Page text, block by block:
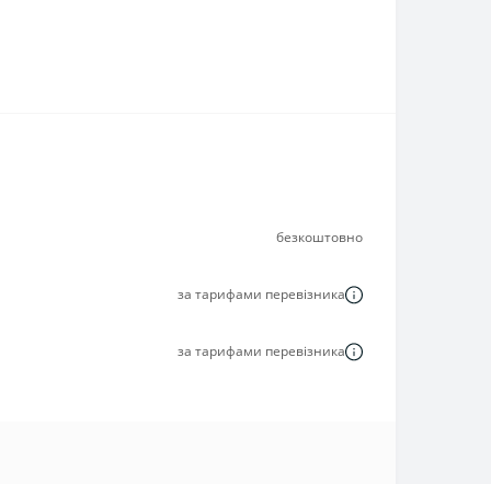
безкоштовно
за тарифами перевізника
за тарифами перевізника